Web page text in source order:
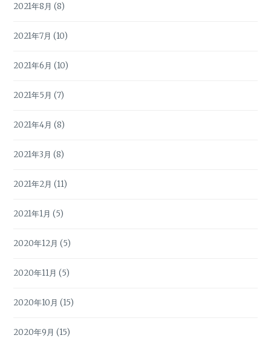
2021年8月 (8)
2021年7月 (10)
2021年6月 (10)
2021年5月 (7)
2021年4月 (8)
2021年3月 (8)
2021年2月 (11)
2021年1月 (5)
2020年12月 (5)
2020年11月 (5)
2020年10月 (15)
2020年9月 (15)